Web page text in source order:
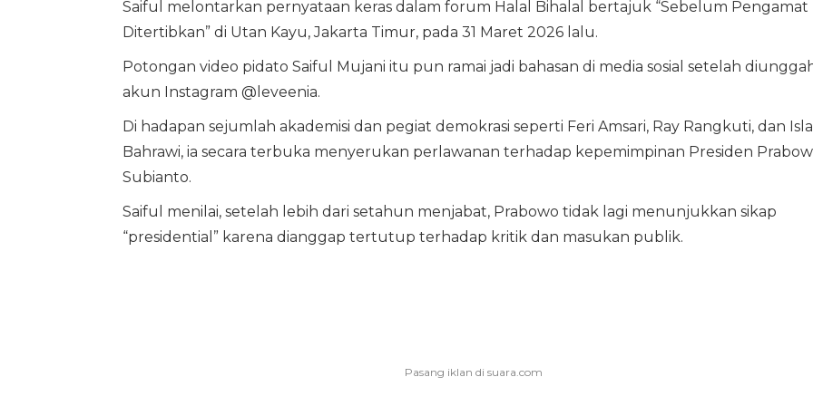
Saiful melontarkan pernyataan keras dalam forum Halal Bihalal bertajuk “Sebelum Pengamat
Ditertibkan” di Utan Kayu, Jakarta Timur, pada 31 Maret 2026 lalu.
Potongan video pidato Saiful Mujani itu pun ramai jadi bahasan di media sosial setelah
akun Instagram @leveenia.
Di hadapan sejumlah akademisi dan pegiat demokrasi seperti Feri Amsari, Ray Rangkuti, dan
Bahrawi, ia secara terbuka menyerukan perlawanan terhadap kepemimpinan Presiden
Subianto.
Saiful menilai, setelah lebih dari setahun menjabat, Prabowo tidak lagi menunjukkan sikap
“presidential” karena dianggap tertutup terhadap kritik dan masukan publik.